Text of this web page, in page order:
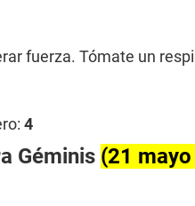
fuerza. Tómate un
4
Géminis (21